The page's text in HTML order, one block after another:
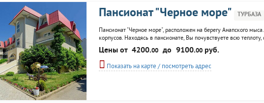
Пансионат "Черное море" ТУРБАЗА
Пансионат "Черное море", расположен на берегу Анапского
корпусов. Находясь в пансионате, Вы почувствуете всю
любовью и для гостей. Все представленные номера оснащены
сопровождение...
Цены от 4200.00 до 9100.00руб.
Показать на карте / посмотреть адрес